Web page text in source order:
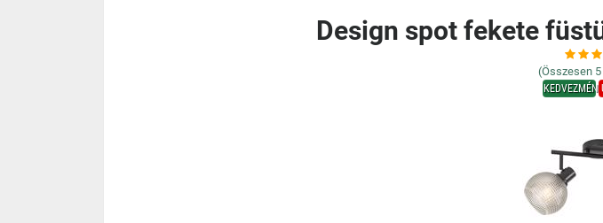
Design spot fekete
(Összesen 5
KEDVEZMÉNY